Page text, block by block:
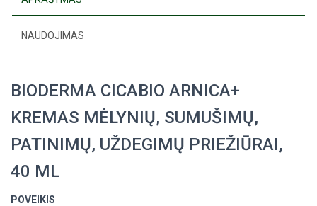
NAUDOJIMAS
BIODERMA CICABIO ARNICA+
KREMAS MĖLYNIŲ, SUMUŠIMŲ,
PATINIMŲ, UŽDEGIMŲ PRIEŽIŪRAI,
40 ML
POVEIKIS